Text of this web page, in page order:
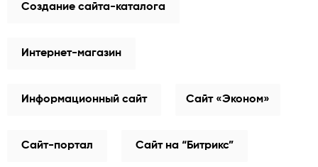
Создание сайта-каталога
Интернет-магазин
Информационный сайт Сайт «Эконом»
Сайт-портал Сайт на “Битрикс”